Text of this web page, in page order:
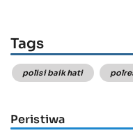
Tags
polisi baik hati
Peristiwa